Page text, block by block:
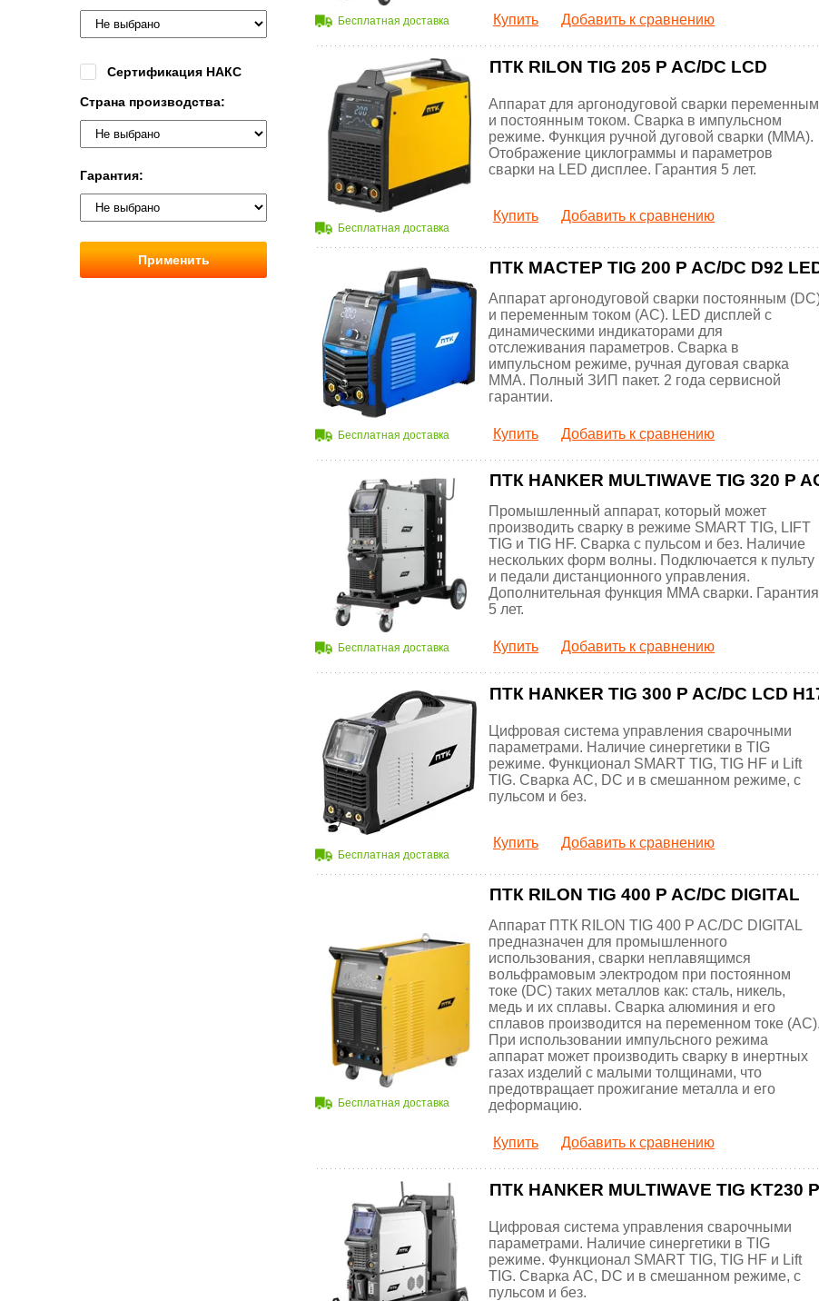
Бесплатная доставка Купить Добавить к сравнению
Бесплатная доставка
ПТК RILON TIG 205 P AC/DC LCD
Аппарат для аргонодуговой сварки переменным
и постоянным током. Сварка в импульсном
режиме. Функция ручной дуговой сварки (MMA).
Отображение циклограммы и параметров
сварки на LED дисплее. Гарантия 5 лет.
Купить Добавить к сравнению
Бесплатная доставка
ПТК МАСТЕР TIG 200 P AC/DC D92
Аппарат аргонодуговой сварки постоянным
и переменным током (AC). LED дисплей с
динамическими индикаторами для
отслеживания параметров. Сварка в
импульсном режиме, ручная дуговая сварка
MMA. Полный ЗИП пакет. 2 года сервисной
гарантии.
Купить Добавить к сравнению
Бесплатная доставка
ПТК HANKER MULTIWAVE TIG 320 P
Промышленный аппарат, который может
производить сварку в режиме SMART TIG, LIFT
TIG и TIG HF. Сварка с пульсом и без. Наличие
нескольких форм волны. Подключается к пульту
и педали дистанционного управления.
Дополнительная функция MMA сварки. Гарантия
5 лет.
Купить Добавить к сравнению
Бесплатная доставка
ПТК HANKER TIG 300 P AC/DC LCD
Цифровая система управления сварочными
параметрами. Наличие синергетики в TIG
режиме. Функционал SMART TIG, TIG HF и Lift
TIG. Сварка AC, DC и в смешанном режиме, с
пульсом и без.
Купить Добавить к сравнению
Бесплатная доставка
ПТК RILON TIG 400 P AC/DC DIGITAL
Аппарат ПТК RILON TIG 400 P AC/DC DIGITAL
предназначен для промышленного
использования, сварки неплавящимся
вольфрамовым электродом при постоянном
токе (DС) таких металлов как: сталь, никель,
медь и их сплавы. Сварка алюминия и его
сплавов производится на переменном токе (AC).
При использовании импульсного режима
аппарат может производить сварку в инертных
газах изделий с малыми толщинами, что
предотвращает прожигание металла и его
деформацию.
Купить Добавить к сравнению
ПТК HANKER MULTIWAVE TIG KT230
Цифровая система управления сварочными
параметрами. Наличие синергетики в TIG
режиме. Функционал SMART TIG, TIG HF и Lift
TIG. Сварка AC, DC и в смешанном режиме, с
пульсом и без.
Сертификация НАКС
Страна производства:
Гарантия:
Применить